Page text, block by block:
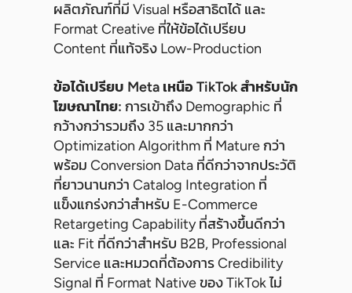
ผลิตภัณฑ์ที่มี Visual หรือสาธิตได้ และ
Format Creative ที่ให้ข้อได้เปรียบ
Content ที่แท้จริง Low-Production
ข้อได้เปรียบ Meta เหนือ TikTok สำหรับนัก
โฆษณาไทย: การเข้าถึง Demographic ที่
กว้างกว่ารวมถึง 35 และมากกว่า
Optimization Algorithm ที่ Mature กว่า
พร้อม Conversion Data ที่ดีกว่าจากประวัติ
ที่ยาวนานกว่า Catalog Integration ที่
แข็งแกร่งกว่าสำหรับ E-Commerce
Retargeting Capability ที่สร้างขึ้นดีกว่า
และ Fit ที่ดีกว่าสำหรับ B2B, Professional
Service และหมวดที่ต้องการ Credibility
Signal ที่ Format Native ของ TikTok ไม่